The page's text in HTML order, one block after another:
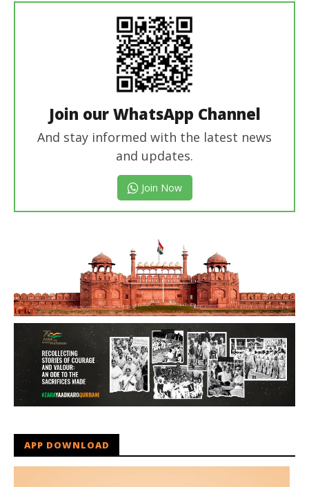
Join our WhatsApp Channel
And stay informed with the latest news
and updates.
Join Now
APP DOWNLOAD